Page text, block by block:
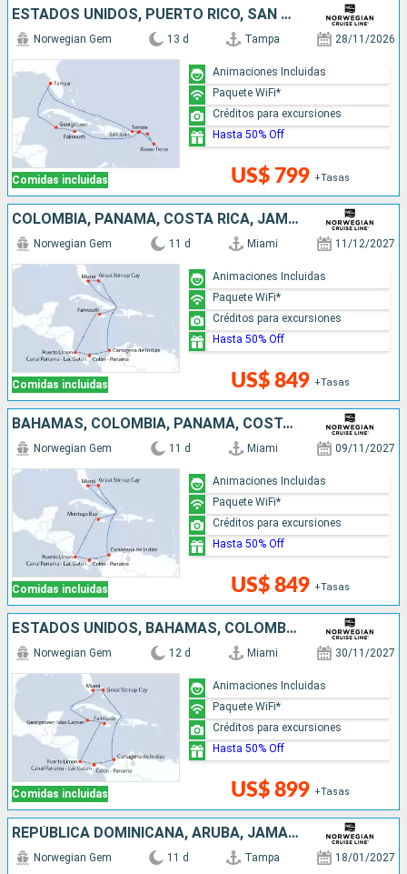
ESTADOS UNIDOS, PUERTO RICO, SAN MARTÍN, JAMAICA, ISLAS CAIMÁN
Comidas incluidas
Norwegian Gem 13 d Tampa 28/11/2026
US$ 799 +Tasas
Animaciones Incluidas
Paquete WiFi*
Créditos para excursiones
Hasta 50% Off
COLOMBIA, PANAMÁ, COSTA RICA, JAMAICA, BAHAMAS, ESTADOS UNIDOS
Comidas incluidas
Norwegian Gem 11 d Miami 11/12/2027
US$ 849 +Tasas
Animaciones Incluidas
Paquete WiFi*
Créditos para excursiones
Hasta 50% Off
BAHAMAS, COLOMBIA, PANAMÁ, COSTA RICA, JAMAICA, ESTADOS UNIDOS
Comidas incluidas
Norwegian Gem 11 d Miami 09/11/2027
US$ 849 +Tasas
Animaciones Incluidas
Paquete WiFi*
Créditos para excursiones
Hasta 50% Off
ESTADOS UNIDOS, BAHAMAS, COLOMBIA, PANAMÁ, COSTA RICA, JAMAICA, ISLAS CAIMÁN
Comidas incluidas
Norwegian Gem 12 d Miami 30/11/2027
US$ 899 +Tasas
Animaciones Incluidas
Paquete WiFi*
Créditos para excursiones
Hasta 50% Off
REPÚBLICA DOMINICANA, ARUBA, JAMAICA, ISLAS CAIMÁN, ESTADOS UNIDOS
Norwegian Gem 11 d Tampa 18/01/2027